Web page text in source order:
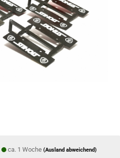
ca. 1 Woche(Ausland abweichend)